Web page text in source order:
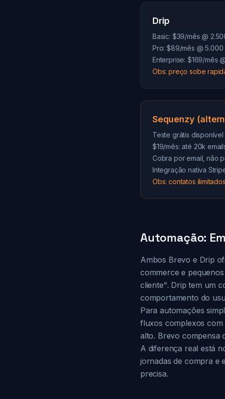
Drip
Basic: $39/mês @
Pro: $89/mês @
Enterprise: $169/mês
Obs: preço sobe
Sequenzy
Teste grátis disponível
$19/mês: até 20k
Cobra por email, não
Integração nativa
Obs: contatos
Automação:
Ambos Brevo e Drip
commerce e
cliente". Drip tem um
comportamento do
Para automações
fluxos complexos com
alto. Brevo compensa
A diferença real está
jornadas de compra e
precisa.